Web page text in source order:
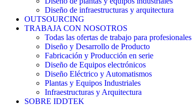
Diseño de infraestructuras y arquitectura
OUTSOURCING
TRABAJA CON NOSOTROS
Todas las ofertas de trabajo para profesionales
Diseño y Desarrollo de Producto
Fabricación y Producción en serie
Diseño de Equipos electrónicos
Diseño Eléctrico y Automatismos
Plantas y Equipos Industriales
Infraestructuras y Arquitectura
SOBRE IDDTEK